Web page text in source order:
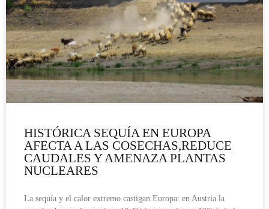
HISTÓRICA SEQUÍA EN EUROPA
AFECTA A LAS COSECHAS,REDUCE
CAUDALES Y AMENAZA PLANTAS
NUCLEARES
La sequía y el calor extremo castigan Europa: en Austria la